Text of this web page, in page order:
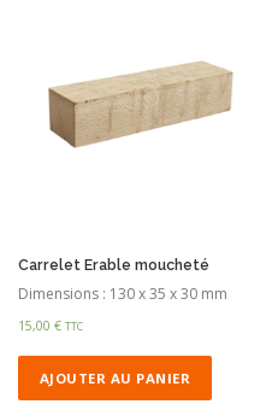
Carrelet Erable moucheté
Dimensions : 130 x 35 x 30 mm
15,00 € TTC
AJOUTER AU PANIER